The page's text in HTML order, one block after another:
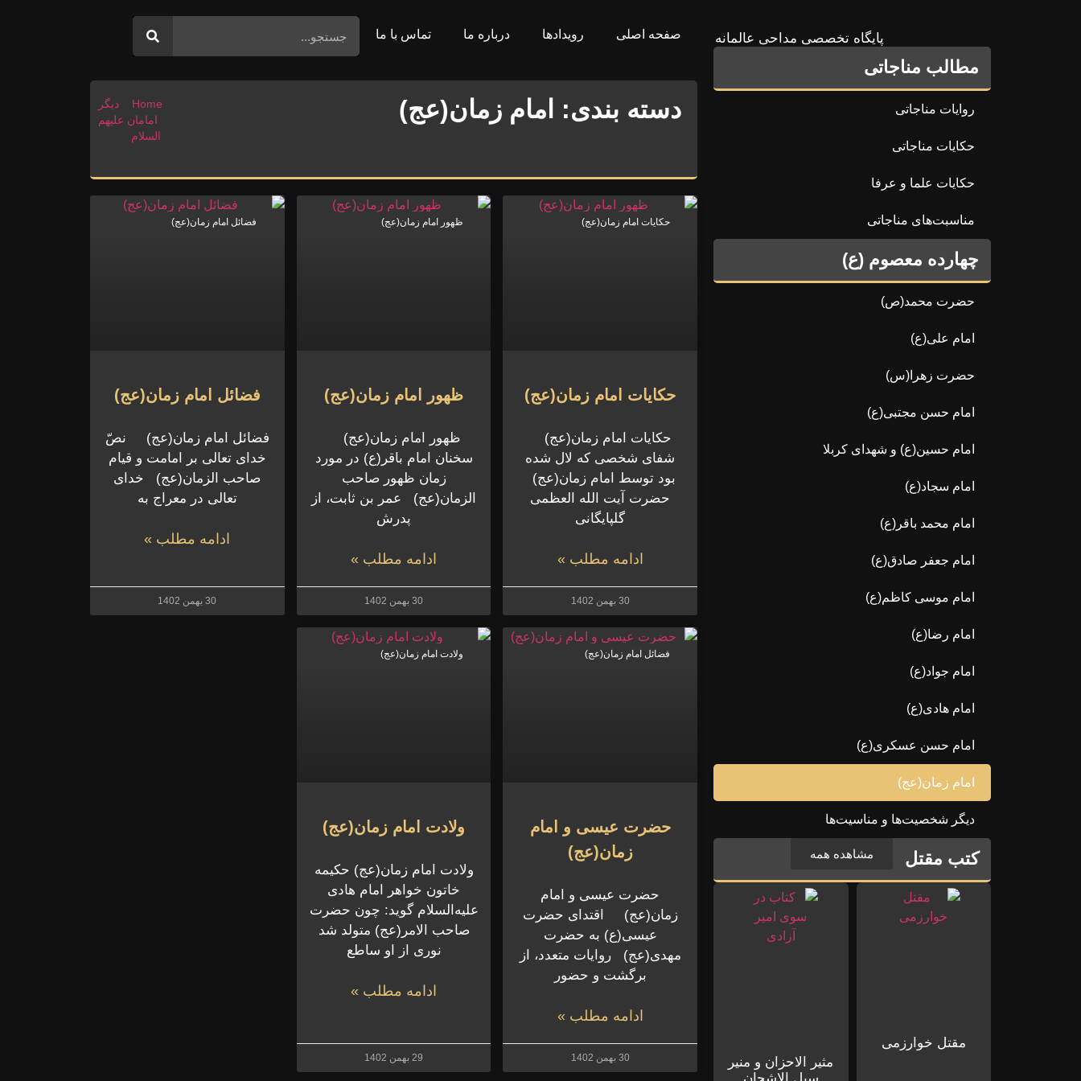
پایگاه تخصصی مداحی عالمانه
مطالب مناجاتی
روایات مناجاتی
حکایات مناجاتی
حکایات علما و عرفا
مناسبت‌های مناجاتی
چهارده معصوم (ع)
حضرت محمد(ص)
امام علی(ع)
حضرت زهرا(س)
امام حسن مجتبی(ع)
امام حسین(ع) و شهدای کربلا
امام سجاد(ع)
امام محمد باقر(ع)
امام جعفر صادق(ع)
امام موسی کاظم(ع)
امام رضا(ع)
امام جواد(ع)
امام هادی(ع)
امام حسن عسکری(ع)
امام زمان(عج)
دیگر شخصیت‌ها و مناسیت‌ها
کتب مقتل مشاهده همه
مقتل خوارزمی
مثیر الاحزان و منیر
صفحه اصلی رویدادها درباره ما تماس با ما
دسته بندی: امام زمان(عج) Home
دیگر
امامان علیهم
السلام
حکایات امام زمان(عج)
حکایات امام زمان(عج)
حکایات امام زمان(عج)
شفای شخصی که لال شده
بود توسط امام زمان(عج)
حضرت آیت الله العظمی
گلپایگانی
ادامه مطلب »
30 بهمن 1402
ظهور امام زمان(عج)
ظهور امام زمان(عج)
ظهور امام زمان(عج)
سخنان امام باقر(ع) در مورد
زمان ظهور صاحب
الزمان(عج) عمر بن ثابت، از
پدرش
ادامه مطلب »
30 بهمن 1402
فضائل امام زمان(عج)
فضائل امام زمان(عج)
فضائل امام زمان(عج) نصّ
خداى تعالى بر امامت و قیام
صاحب الزمان(عج) خدای
تعالی در معراج به
ادامه مطلب »
30 بهمن 1402
فضائل امام زمان(عج)
حضرت عیسی و امام
زمان(عج)
حضرت عیسی و امام
زمان(عج) اقتدای حضرت
عیسی(ع) به حضرت
مهدی(عج) روایات متعدد، از
برگشت و حضور
ادامه مطلب »
30 بهمن 1402
ولادت امام زمان(عج)
ولادت امام زمان(عج)
ولادت امام زمان(عج) حکیمه
خاتون خواهر امام هادی
علیه‌السلام گوید: چون حضرت
صاحب الامر(عج) متولد شد
نوری از او ساطع
ادامه مطلب »
29 بهمن 1402